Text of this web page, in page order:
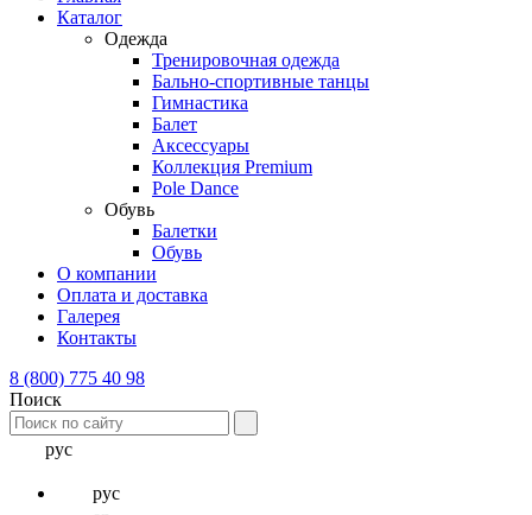
Каталог
Одежда
Тренировочная одежда
Бально-спортивные танцы
Гимнастика
Балет
Аксессуары
Коллекция Premium
Pole Dance
Обувь
Балетки
Обувь
О компании
Оплата и доставка
Галерея
Контакты
8 (800) 775 40 98
Поиск
рус
рус